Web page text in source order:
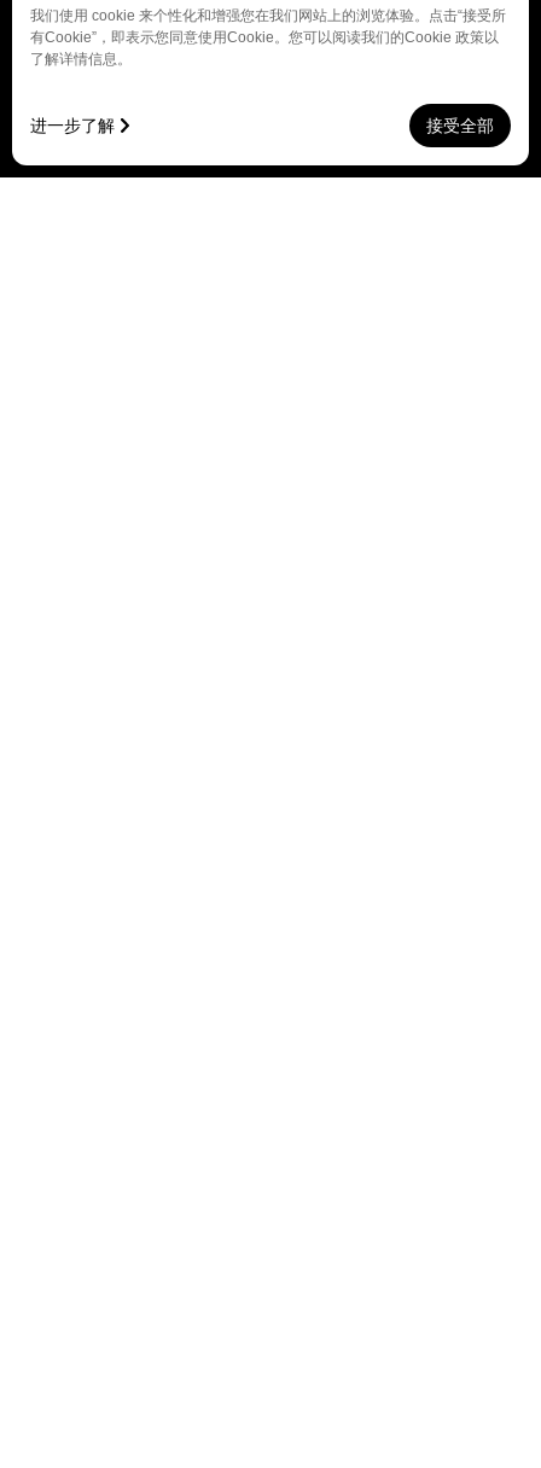
我们使用 cookie 来个性化和增强您在我们网站上的浏览体验。点击“接受所
有Cookie”，即表示您同意使用Cookie。您可以阅读我们的Cookie 政策以
了解详情信息。
进一步了解 接受全部